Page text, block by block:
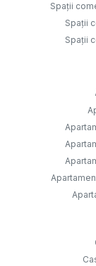
Spații
Spații
Spații